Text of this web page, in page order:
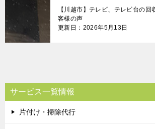
【川越市】テレビ、テレビ台の
客様の声
更新日：2026年5月13日
サービス一覧情報
片付け・掃除代行